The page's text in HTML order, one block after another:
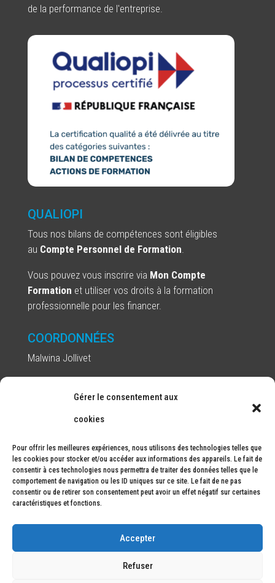
Gérer le consentement aux
cookies
Pour offrir les meilleures expériences, nous utilisons des technologies telles que
les cookies pour stocker et/ou accéder aux informations des appareils. Le fait de
consentir à ces technologies nous permettra de traiter des données telles que le
comportement de navigation ou les ID uniques sur ce site. Le fait de ne pas
consentir ou de retirer son consentement peut avoir un effet négatif sur certaines
caractéristiques et fonctions.
Accepter
Refuser
de la performance de l'entreprise.
QUALIOPI
Tous nos bilans de compétences sont éligibles
au Compte Personnel de Formation
Vous pouvez vous inscrire via Mon Compte
Formation et utiliser vos droits à la formation
professionnelle pour les financer.
COORDONNÉES
Malwina Jollivet
Téléphone : 06 07 73 16 27
|Politique de confidentialité